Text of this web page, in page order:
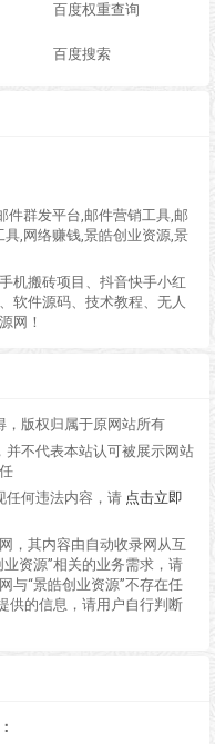
百度权重查询
百度搜索
件群发平台,邮件营销工具,邮
,网络赚钱,景皓创业资源,景
机搬砖项目、抖音快手小红
软件源码、技术教程、无人
网！
，版权归属于原网站所有
不代表本站认可被展示网站
任何违法内容，请 点击立即
，其内容由自动收录网从互
资源”相关的业务需求，请
与“景皓创业资源”不存在任
供的信息，请用户自行判断